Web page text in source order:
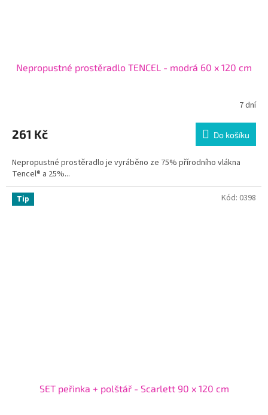
Nepropustné prostěradlo TENCEL - modrá 60 x 120 cm
7 dní
261 Kč Do košíku
Nepropustné prostěradlo je vyráběno ze 75% přírodního vlákna
Tencel® a 25%...
Tip
SET peřinka + polštář - Scarlett 90 x 120 cm
Kód: 0398